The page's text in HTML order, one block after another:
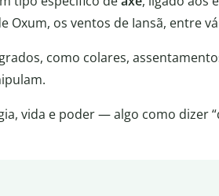
Oxum, os ventos de Iansã, entre
como colares,
vida e poder — algo como dizer